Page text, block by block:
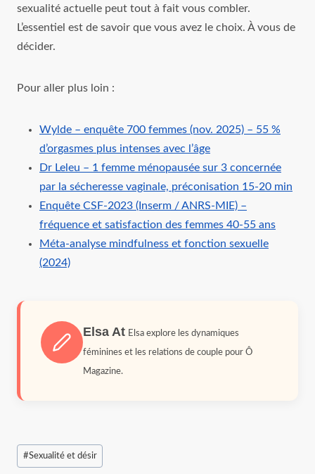
sexualité actuelle peut tout à fait vous combler.
L’essentiel est de savoir que vous avez le choix. À vous de
décider.
Pour aller plus loin :
Wylde – enquête 700 femmes (nov. 2025) – 55 %
d’orgasmes plus intenses avec l’âge
Dr Leleu – 1 femme ménopausée sur 3 concernée
par la sécheresse vaginale, préconisation 15‑20 min
Enquête CSF‑2023 (Inserm / ANRS‑MIE) –
fréquence et satisfaction des femmes 40‑55 ans
Méta‑analyse mindfulness et fonction sexuelle
(2024)
Elsa At Elsa explore les dynamiques
féminines et les relations de couple pour Ô
Magazine.
Étiquettes
de
#Sexualité et désir